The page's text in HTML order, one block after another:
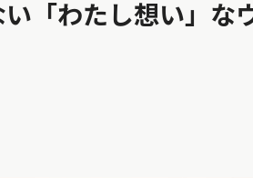
「わたし想い」な